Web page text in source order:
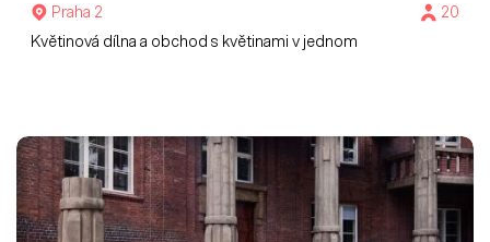
Praha 2
20
Květinová dílna a obchod s květinami v jednom